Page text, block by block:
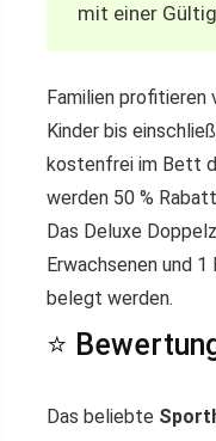
mit einer
Familien profitieren
Kinder bis
kostenfrei im Bett
werden 50 %
Das Deluxe
Erwachsenen und
belegt werden.
⭐
Das beliebte